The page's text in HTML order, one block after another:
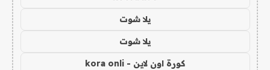
يلا شوت
يلا شوت
كورة اون لاين - kora onli